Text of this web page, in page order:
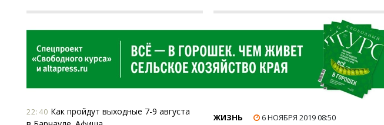
22:40 Как пройдут выходные 7-9 августа
ЖИЗНЬ 6 НОЯБРЯ 201908:50